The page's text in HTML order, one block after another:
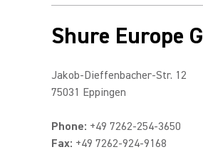
Shure Europe
Jakob-Dieffenbacher-Str. 12
75031 Eppingen
Phone: +49 7262-254-3650
Fax: +49 7262-924-9168